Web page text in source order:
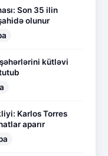
Son 35 ilin
olunur
kütləvi
Karlos Torres
aparır